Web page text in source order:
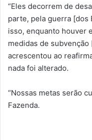
“Eles decorrem de
parte, pela guerra [dos
isso, enquanto houver
medidas de subvenção
acrescentou ao
nada foi alterado.
“Nossas metas serão
Fazenda.